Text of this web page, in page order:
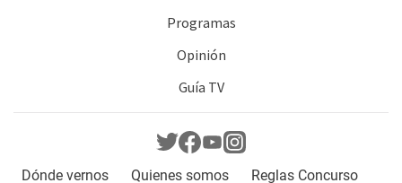
Programas
Opinión
Guía TV
Dónde vernos Quienes somos Reglas Concurso